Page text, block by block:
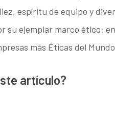
espíritu de equipo y
su ejemplar marco ético:
más Éticas del
artículo?